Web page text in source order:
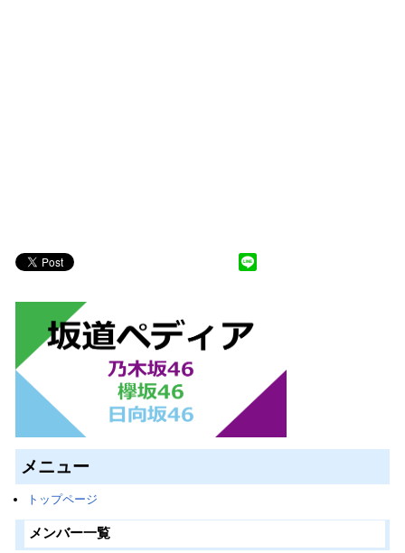
メニュー
トップページ
メンバー一覧